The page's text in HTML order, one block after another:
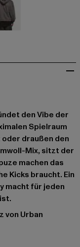
den Vibe der
Spielraum
draußen den
Mix, sitzt der
machen das
Kicks braucht. Ein
macht für jeden